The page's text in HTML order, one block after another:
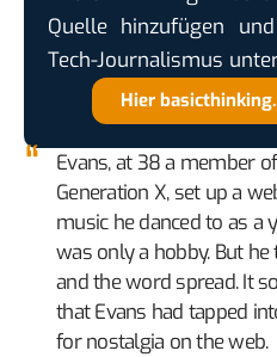
Quelle hinzufügen
Tech-Journalismus
Hier
Evans, at 38 a member
Generation X, set up a
music he danced to as a
was only a hobby. But
and the word spread. It
that Evans had tapped
for nostalgia on the web.